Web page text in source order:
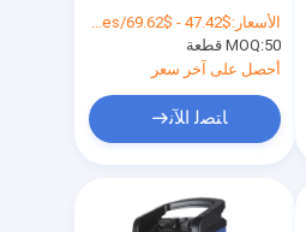
40Ah
الأسعار:$47.42 - $69.62/Pieces
MOQ:50 قطعة
أحصل على آخر سعر
ﺎﺘﺼﻟ ﺍﻶﻧ